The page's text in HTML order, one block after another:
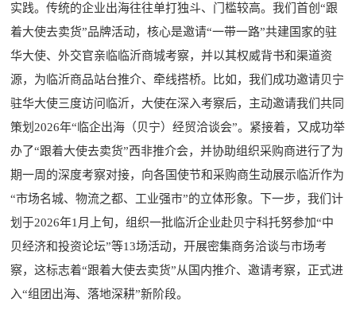
实践。传统的企业出海往往单打独斗、门槛较高。我们首创“跟
着大使去卖货”品牌活动，核心是邀请“一带一路”共建国家的驻
华大使、外交官亲临临沂商城考察，并以其权威背书和渠道资
源，为临沂商品站台推介、牵线搭桥。比如，我们成功邀请贝宁
驻华大使三度访问临沂，大使在深入考察后，主动邀请我们共同
策划2026年“临企出海（贝宁）经贸洽谈会”。紧接着，又成功举
办了“跟着大使去卖货”西非推介会，并协助组织采购商进行了为
期一周的深度考察对接，向各国使节和采购商生动展示临沂作为
“市场名城、物流之都、工业强市”的立体形象。下一步，我们计
划于2026年1月上旬，组织一批临沂企业赴贝宁科托努参加“中
贝经济和投资论坛”等13场活动，开展密集商务洽谈与市场考
察，这标志着“跟着大使去卖货”从国内推介、邀请考察，正式进
入“组团出海、落地深耕”新阶段。